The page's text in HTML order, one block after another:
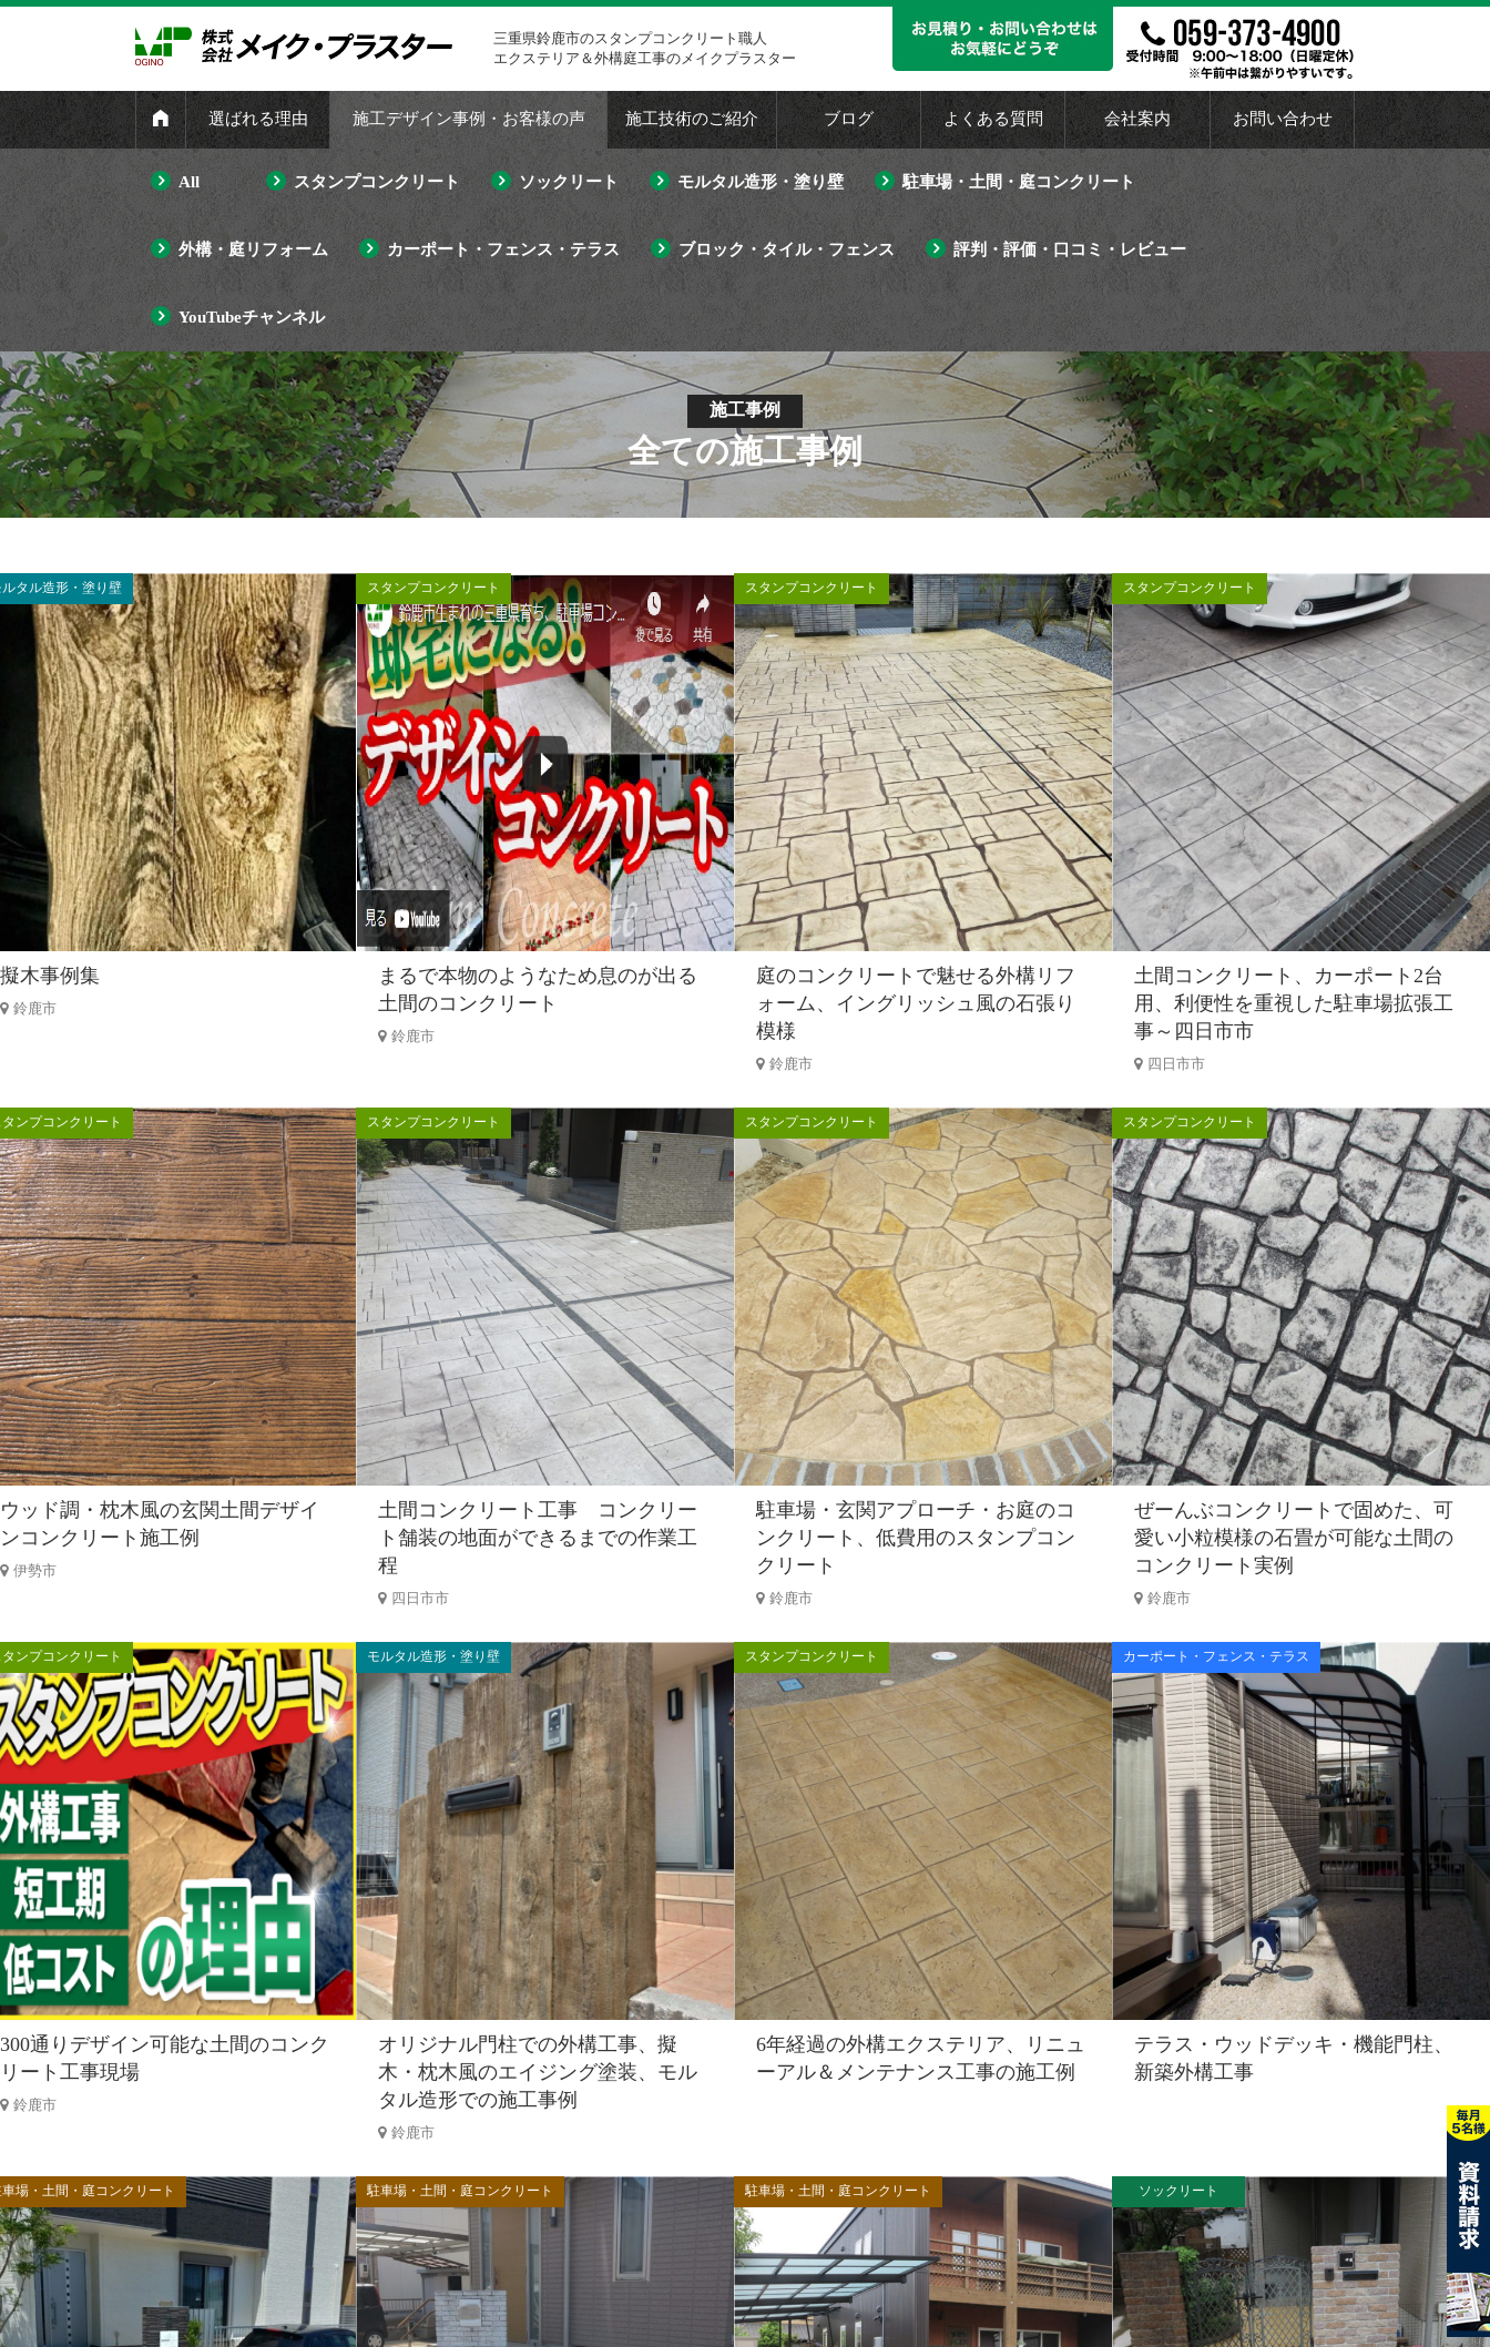
三重県鈴鹿市のスタンプコンクリート職人
エクステリア＆外構庭工事のメイクプラスター
選ばれる理由 施工デザイン事例・お客様の声 施工技術のご紹介 ブログ よくある質問 会社案内 お問い合わせ
All スタンプコンクリート ソックリート モルタル造形・塗り壁 駐車場・土間・庭コンクリート
外構・庭リフォーム カーポート・フェンス・テラス ブロック・タイル・フェンス 評判・評価・口コミ・レビュー
YouTubeチャンネル
施工事例
全ての施工事例
タル造形・塗り壁
擬木事例集
鈴鹿市
スタンプコンクリート
まるで本物のようなため息のが出る
土間のコンクリート
鈴鹿市
スタンプコンクリート
庭のコンクリートで魅せる外構リフ
ォーム、イングリッシュ風の石張り
模様
鈴鹿市
スタンプコンクリート
土間コンクリート、カーポート2台
用、利便性を重視した駐車場拡張工
事～四日市市
四日市市
ンプコンクリート
ウッド調・枕木風の玄関土間デザイ
ンコンクリート施工例
伊勢市
スタンプコンクリート
土間コンクリート工事 コンクリー
ト舗装の地面ができるまでの作業工
程
四日市市
スタンプコンクリート
駐車場・玄関アプローチ・お庭のコ
ンクリート、低費用のスタンプコン
クリート
鈴鹿市
スタンプコンクリート
ぜーんぶコンクリートで固めた、可
愛い小粒模様の石畳が可能な土間の
コンクリート実例
鈴鹿市
ンプコンクリート
300通りデザイン可能な土間のコンク
リート工事現場
鈴鹿市
モルタル造形・塗り壁
オリジナル門柱での外構工事、擬
木・枕木風のエイジング塗装、モル
タル造形での施工事例
鈴鹿市
スタンプコンクリート
6年経過の外構エクステリア、リニュ
ーアル＆メンテナンス工事の施工例
カーポート・フェンス・テラス
テラス・ウッドデッキ・機能門柱、
新築外構工事
場・土間・庭コンクリート 駐車場・土間・庭コンクリート 駐車場・土間・庭コンクリート ソックリート